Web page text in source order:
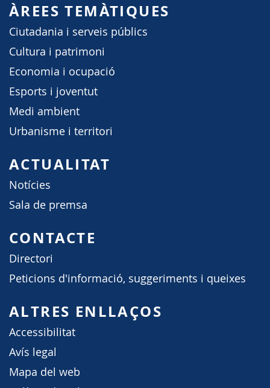
ÀREES TEMÀTIQUES
Ciutadania i serveis públics
Cultura i patrimoni
Economia i ocupació
Esports i joventut
Medi ambient
Urbanisme i territori
ACTUALITAT
Notícies
Sala de premsa
CONTACTE
Directori
Peticions d'informació, suggeriments i queixes
ALTRES ENLLAÇOS
Accessibilitat
Avís legal
Mapa del web